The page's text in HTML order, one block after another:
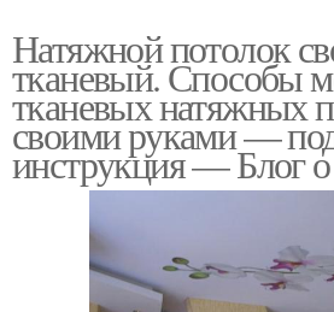
Натяжной потолок
тканевый. Способы
тканевых натяжных
своими руками —
инструкция — Блог